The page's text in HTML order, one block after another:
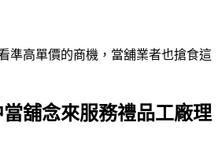
準高單價的商機，當舖業者也搶食這
舖念來服務禮品工廠理